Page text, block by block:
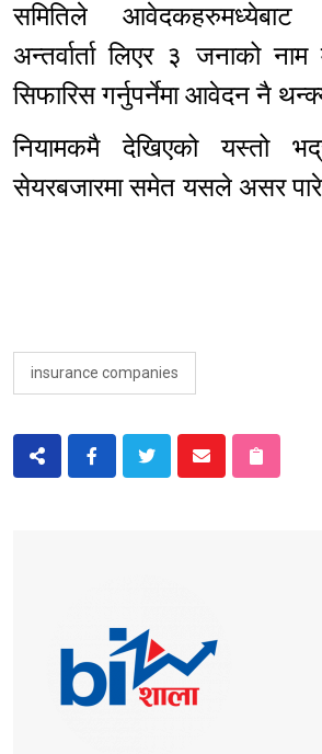
समितिले आवेदकहरुमध्येबाट
अन्तर्वार्ता लिएर ३ जनाको नाम
सिफारिस गर्नुपर्नेमा आवेदन नै
नियामकमै देखिएको यस्तो
सेयरबजारमा समेत यसले असर
insurance companies